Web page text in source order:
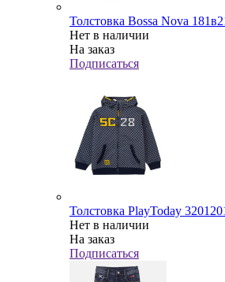
Толстовка Bossa Nova
Нет в наличии
На заказ
Подписаться
Толстовка PlayToday
Нет в наличии
На заказ
Подписаться